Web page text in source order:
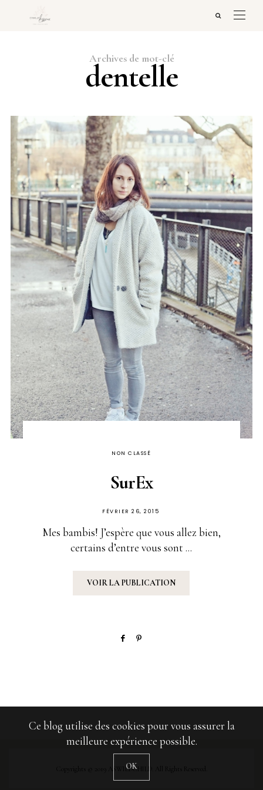
Archives de mot-clé
dentelle
NON CLASSÉ
SurEx
PUBLIÉ
FÉVRIER 26, 2015
Mes bambis! J’espère que vous allez bien,
certains d’entre vous sont ...
VOIR LA PUBLICATION
Copyrights © 2019 ASWILDCHILD. All Rights Reserved.
Ce blog utilise des cookies pour vous assurer la
meilleure expérience possible.
OK